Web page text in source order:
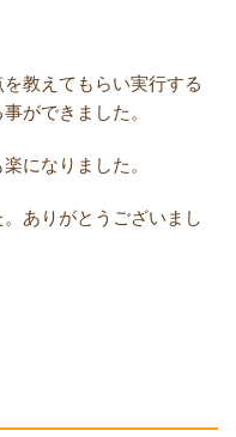
教えてもらい実行する
ができました。
になりました。
ありがとうございまし